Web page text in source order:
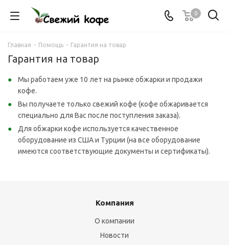
0
Главная - Помощь - Гарантия на товар
Гарантия на товар
Мы работаем уже 10 лет на рынке обжарки и продажи
кофе.
Вы получаете только свежий кофе (кофе обжаривается
специально для Вас после поступления заказа).
Для обжарки кофе используется качественное
оборудование из США и Турции (на все оборудование
имеются соответствующие документы и сертификаты).
Компания
О компании
Новости